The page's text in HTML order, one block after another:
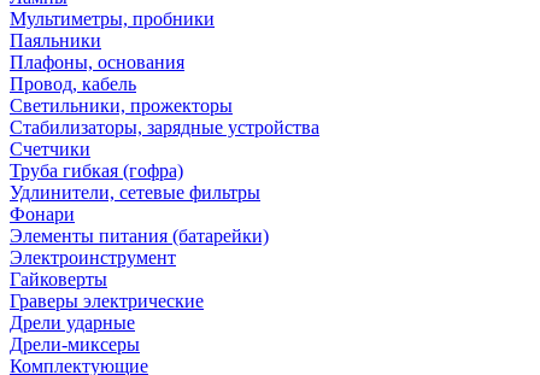
Мультиметры, пробники
Паяльники
Плафоны, основания
Провод, кабель
Светильники, прожекторы
Стабилизаторы, зарядные устройства
Счетчики
Труба гибкая (гофра)
Удлинители, сетевые фильтры
Фонари
Элементы питания (батарейки)
Электроинструмент
Гайковерты
Граверы электрические
Дрели ударные
Дрели-миксеры
Комплектующие